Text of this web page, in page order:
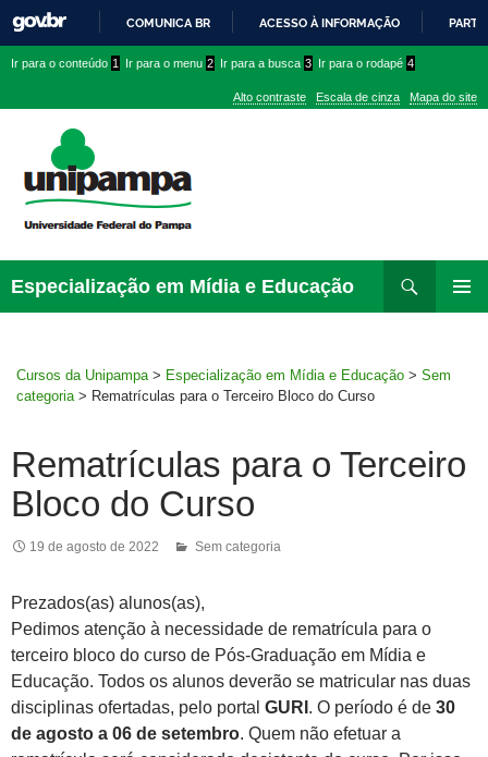
PARA
CONTEÚDO
COMUNICA BR ACESSO À INFORMAÇÃO
conteúdo
menu
superior
menu
Ir para o conteúdo 1 Ir para o menu 2 Ir para a busca 3 Ir para o rodapé 4
Alto contraste Escala de cinza Mapa do site
Especialização em Mídia e Educação
Cursos da Unipampa > Especialização em Mídia e Educação > Sem
categoria > Rematrículas para o Terceiro Bloco do Curso
Rematrículas para o Terceiro
Bloco do Curso
19 de agosto de 2022 Sem categoria
Prezados(as) alunos(as),
Pedimos atenção à necessidade de rematrícula para o
terceiro bloco do curso de Pós-Graduação em Mídia e
Educação. Todos os alunos deverão se matricular nas duas
disciplinas ofertadas, pelo portal GURI . O período é de 30
de agosto a 06 de setembro. Quem não efetuar a